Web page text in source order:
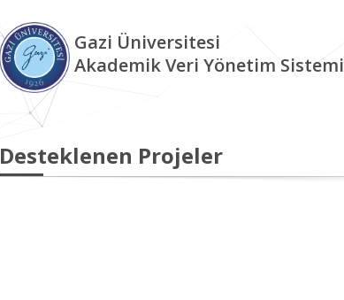
Gazi Üniversitesi
Akademik Veri Yönetim Sistemi
Desteklenen Projeler